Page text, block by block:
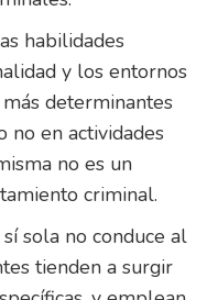
habilidades
y los entornos
determinantes
no en actividades
no es un
criminal.
sola no conduce al
tienden a surgir